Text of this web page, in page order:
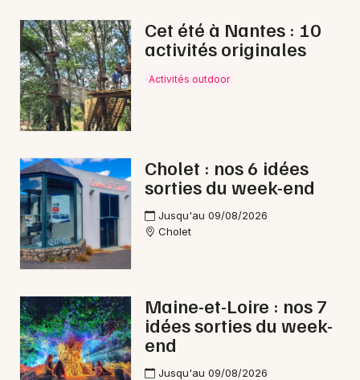
Cet été à Nantes : 10
activités originales
Activités outdoor
Cholet : nos 6 idées
sorties du week-end
Jusqu'au 09/08/2026
Cholet
Maine-et-Loire : nos 7
idées sorties du week-
end
Jusqu'au 09/08/2026